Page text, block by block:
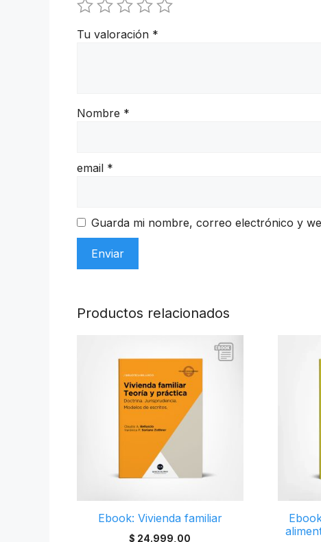
Tu valoración *
Nombre *
email *
Guarda mi nombre, correo electrónico y
Productos relacionados
Ebook: Vivienda familiar
$ 24.999,00